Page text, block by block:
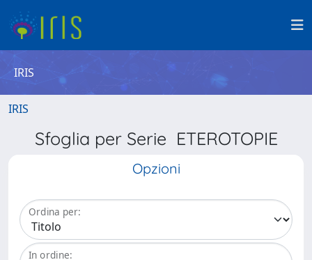
IRIS
IRIS
Sfoglia per Serie ETEROTOPIE
Opzioni
Ordina per:
In ordine: